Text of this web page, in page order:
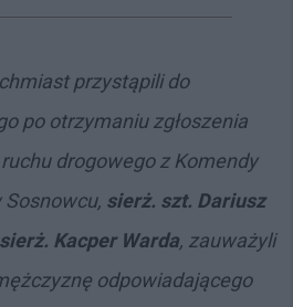
przystąpili do
po otrzymaniu zgłoszenia
drogowego z Komendy
sierż. szt. Dariusz
Kacper Warda, zauważyli
odpowiadającego